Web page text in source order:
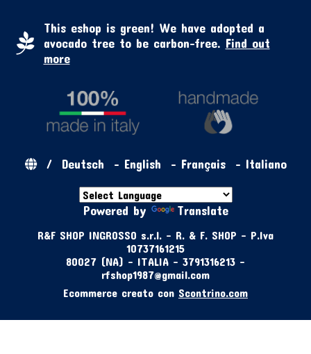
This eshop is green! We have adopted a
avocado tree to be carbon-free. Find out
more
/ Deutsch - English - Français- Italiano
Powered by Translate
R&F SHOP INGROSSO s.r.l. - R. & F. SHOP - P.Iva
10737161215
80027 (NA) - ITALIA - 3791316213 -
rfshop1987@gmail.com
Ecommerce creato con Scontrino.com